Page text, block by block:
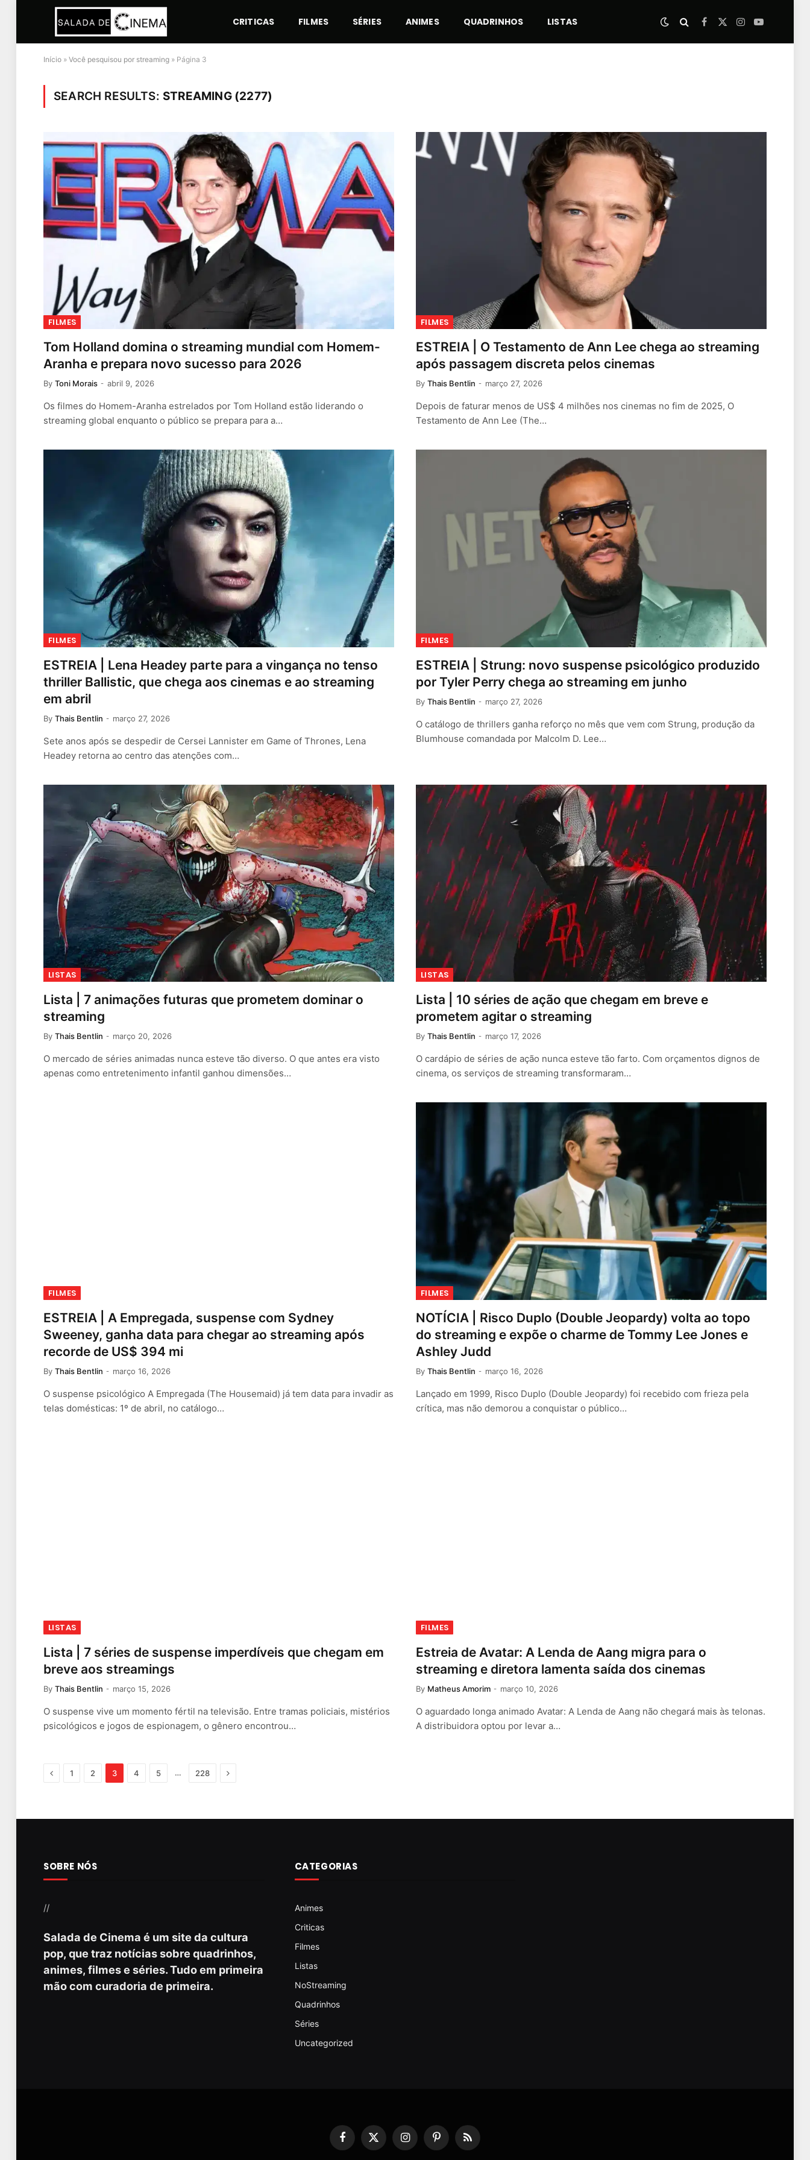
CRITICAS FILMES SÉRIES ANIMES QUADRINHOS LISTAS Facebook
X
Instagram
YouTube
Início » Você pesquisou por streaming » Página 3
SEARCH RESULTS: STREAMING (2277)
FILMES
Tom Holland domina o streaming mundial com Homem-
Aranha e prepara novo sucesso para 2026
By Toni Morais abril 9, 2026
Os filmes do Homem-Aranha estrelados por Tom Holland estão liderando o
streaming global enquanto o público se prepara para a…
FILMES
ESTREIA | O Testamento de Ann Lee chega ao streaming
após passagem discreta pelos cinemas
By Thais Bentlin março 27, 2026
Depois de faturar menos de US$ 4 milhões nos cinemas no fim de 2025, O
Testamento de Ann Lee (The…
FILMES
ESTREIA | Lena Headey parte para a vingança no tenso
thriller Ballistic, que chega aos cinemas e ao streaming
em abril
By Thais Bentlin março 27, 2026
Sete anos após se despedir de Cersei Lannister em Game of Thrones, Lena
Headey retorna ao centro das atenções com…
FILMES
ESTREIA | Strung: novo suspense psicológico produzido
por Tyler Perry chega ao streaming em junho
By Thais Bentlin março 27, 2026
O catálogo de thrillers ganha reforço no mês que vem com Strung, produção da
Blumhouse comandada por Malcolm D. Lee…
LISTAS
Lista | 7 animações futuras que prometem dominar o
streaming
By Thais Bentlin março 20, 2026
O mercado de séries animadas nunca esteve tão diverso. O que antes era visto
apenas como entretenimento infantil ganhou dimensões…
LISTAS
Lista | 10 séries de ação que chegam em breve e
prometem agitar o streaming
By Thais Bentlin março 17, 2026
O cardápio de séries de ação nunca esteve tão farto. Com orçamentos dignos de
cinema, os serviços de streaming transformaram…
FILMES
ESTREIA | A Empregada, suspense com Sydney
Sweeney, ganha data para chegar ao streaming após
recorde de US$ 394 mi
By Thais Bentlin março 16, 2026
O suspense psicológico A Empregada (The Housemaid) já tem data para invadir as
telas domésticas: 1º de abril, no catálogo…
FILMES
NOTÍCIA | Risco Duplo (Double Jeopardy) volta ao topo
do streaming e expõe o charme de Tommy Lee Jones e
Ashley Judd
By Thais Bentlin março 16, 2026
Lançado em 1999, Risco Duplo (Double Jeopardy) foi recebido com frieza pela
crítica, mas não demorou a conquistar o público…
LISTAS
Lista | 7 séries de suspense imperdíveis que chegam em
breve aos streamings
By Thais Bentlin março 15, 2026
O suspense vive um momento fértil na televisão. Entre tramas policiais, mistérios
psicológicos e jogos de espionagem, o gênero encontrou…
FILMES
Estreia de Avatar: A Lenda de Aang migra para o
streaming e diretora lamenta saída dos cinemas
By Matheus Amorim março 10, 2026
O aguardado longa animado Avatar: A Lenda de Aang não chegará mais às telonas.
A distribuidora optou por levar a…
Previous
1 2 3 4 5 … 228 Next
SOBRE NÓS
//
Salada de Cinema é um site da cultura
pop, que traz notícias sobre quadrinhos,
animes, filmes e séries. Tudo em primeira
mão com curadoria de primeira.
CATEGORIAS
Animes
Criticas
Filmes
Listas
NoStreaming
Quadrinhos
Séries
Uncategorized
Facebook
X
(Twitter)
InstagramPinterestRSS